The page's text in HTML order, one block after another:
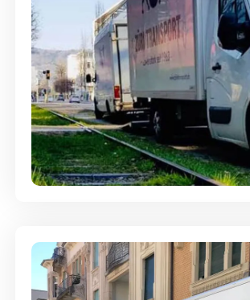
Ein- und Auspackservice